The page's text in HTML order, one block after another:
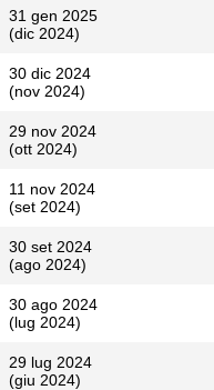
31 gen 2025
(dic 2024)
30 dic 2024
(nov 2024)
29 nov 2024
(ott 2024)
11 nov 2024
(set 2024)
30 set 2024
(ago 2024)
30 ago 2024
(lug 2024)
29 lug 2024
(giu 2024)